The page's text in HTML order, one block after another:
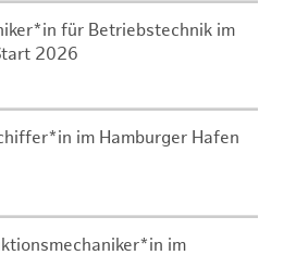
für Betriebstechnik im
2026
im Hamburger Hafen
im